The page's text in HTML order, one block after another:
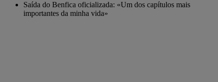
Saída do Benfica oficializada: «Um dos capítulos mais
importantes da minha vida»